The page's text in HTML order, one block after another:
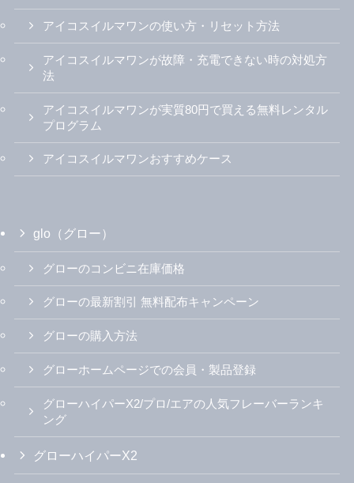
アイコスイルマワンの使い方・リセット方法
アイコスイルマワンが故障・充電できない時の対処方
法
アイコスイルマワンが実質80円で買える無料レンタル
プログラム
アイコスイルマワンおすすめケース
glo（グロー）
グローのコンビニ在庫価格
グローの最新割引 無料配布キャンペーン
グローの購入方法
グローホームページでの会員・製品登録
グローハイパーX2/プロ/エアの人気フレーバーランキ
ング
グローハイパーX2